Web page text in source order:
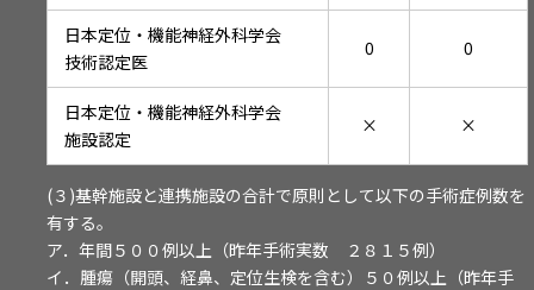
日本定位・機能神経外科学会
技術認定医
0 0
日本定位・機能神経外科学会
施設認定
× ×
(３)基幹施設と連携施設の合計で原則として以下の手術症例数を
有する。
ア．年間５００例以上（昨年手術実数 ２８１５例）
イ．腫瘍（開頭、経鼻、定位生検を含む）５０例以上（昨年手